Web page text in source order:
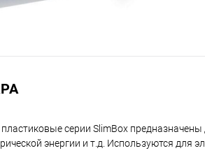
серии SlimBox
энергии и т.д. Используются